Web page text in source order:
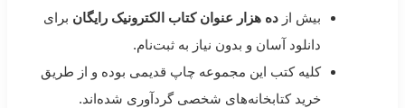
بیش از ده هزار عنوان کتاب الکترونیک رایگان برای
دانلود آسان و بدون نیاز به ثبت‌نام.
کلیه کتب این مجموعه چاپ قدیمی بوده و از طریق
خرید کتابخانه‌های شخصی گردآوری شده‌اند.